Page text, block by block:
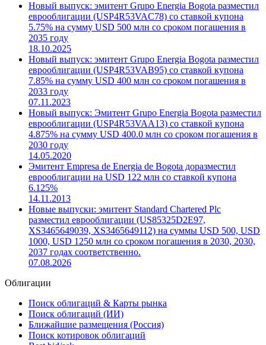
Новый выпуск: эмитент Grupo Energia Bogota разместил
еврооблигации (USP4R53VAC78) со ставкой купона
5.75% на сумму USD 500 млн со сроком погашения в
2035 году
18.10.2025
Новый выпуск: эмитент Grupo Energia Bogota разместил
еврооблигации (USP4R53VAB95) со ставкой купона
7.85% на сумму USD 400 млн со сроком погашения в
2033 году
07.11.2023
Новый выпуск: Эмитент Grupo Energia Bogota разместил
еврооблигации (USP4R53VAA13) со ставкой купона
4.875% на сумму USD 400.0 млн со сроком погашения в
2030 году
14.05.2020
Эмитент Empresa de Energia de Bogota доразместил
еврооблигации на USD 122 млн со ставкой купона
6.125%
14.11.2013
Новые выпуски: эмитент Standard Chartered Plc
разместил еврооблигации (US85325D2E97,
XS3465649039, XS3465649112) на суммы USD 500, USD
1000, USD 1250 млн со сроком погашения в 2030, 2030,
2037 годах соответственно.
07.08.2026
Облигации
Поиск облигаций & Карты рынка
Поиск облигаций (ИИ)
Ближайшие размещения (Россия)
Поиск котировок облигаций